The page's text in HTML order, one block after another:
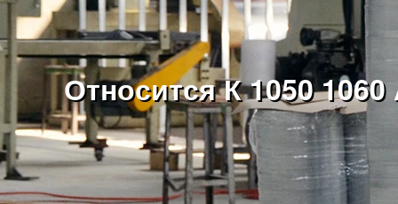
Относится К 1050